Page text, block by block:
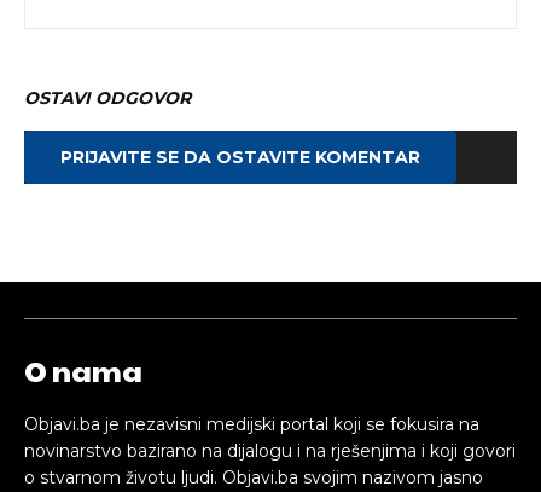
OSTAVI ODGOVOR
PRIJAVITE SE DA OSTAVITE KOMENTAR
O nama
Objavi.ba je nezavisni medijski portal koji se fokusira na
novinarstvo bazirano na dijalogu i na rješenjima i koji govori
o stvarnom životu ljudi. Objavi.ba svojim nazivom jasno